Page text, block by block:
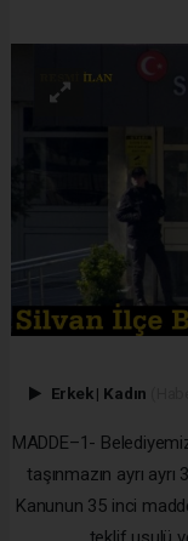
Erkek | Kadın
MADDE–1-
taşınmazın ayrı ayrı
Kanunun 35 inci